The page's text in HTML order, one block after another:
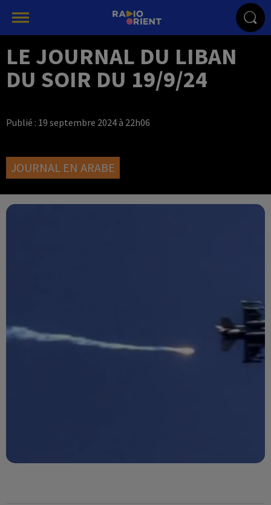
LE JOURNAL DU LIBAN
DU SOIR DU 19/9/24
Publié : 19 septembre 2024 à 22h06
JOURNAL EN ARABE